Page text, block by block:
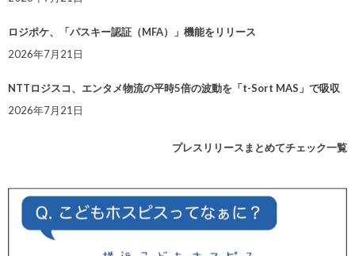
ロジポケ、「パスキー認証（MFA）」機能をリリース
2026年7月21日
NTTロジスコ、エンタメ物流の平時5倍の波動を「t-Sort MAS」で吸収
2026年7月21日
プレスリリースまとめてチェック一覧